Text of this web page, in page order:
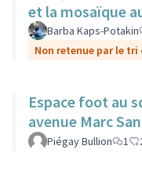
et la mosaïque
nus.Barba Kaps-Potakin
Non retenue par le tri
Espace foot au
avenue Marc
Piégay Bullion 1